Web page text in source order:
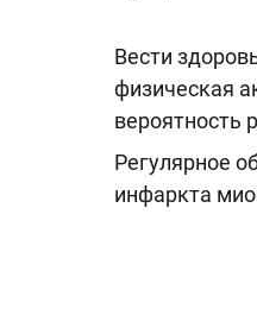
Вести
физическая
вероятность
Регулярное
инфаркта